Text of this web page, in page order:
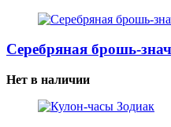
Серебряная брошь-
Нет в наличии